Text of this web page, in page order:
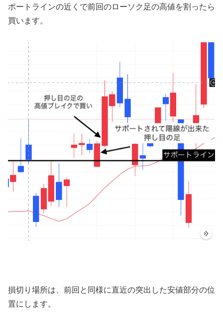
ポートラインの近くで前回のローソク足の高値を割ったら
買います。
損切り場所は、前回と同様に直近の突出した安値部分の位
置にします。